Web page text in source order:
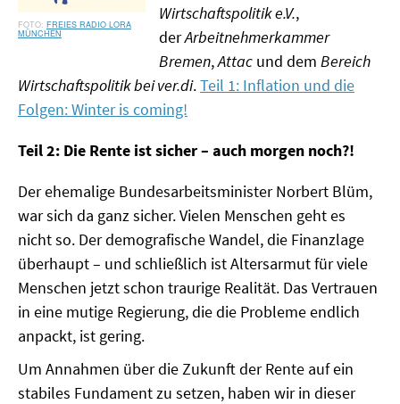
SOMMERSCHULE
SOMMERSCHULE 2025
SOMMERSCHULE 2024
SOMMERSCHULE 2021
SOMMERSCHULE 2020
SOMMERSCHULE 2019
SOMMERSCHULE 2018
SOMMERSCHULE 2017
FREIES RADIO LORA
MÜNCHEN
Wirtschaftspolitik e.V.,
derArbeitnehmerkammer
Bremen,Attacund dem Bereich
Wirtschaftspolitik bei ver.di.Teil 1: Inflation und die
Folgen: Winter is coming!
Teil 2: Die Rente ist sicher – auch morgen noch?!
Der ehemalige Bundesarbeitsminister Norbert Blüm,
war sich da ganz sicher. Vielen Menschen geht es
nicht so. Der demografische Wandel, die Finanzlage
überhaupt – und schließlich ist Altersarmut für viele
Menschen jetzt schon traurige Realität. Das Vertrauen
in eine mutige Regierung, die die Probleme endlich
anpackt, ist gering.
Um Annahmen über die Zukunft der Rente auf ein
stabiles Fundament zu setzen, haben wir in dieser